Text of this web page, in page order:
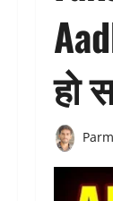
हो